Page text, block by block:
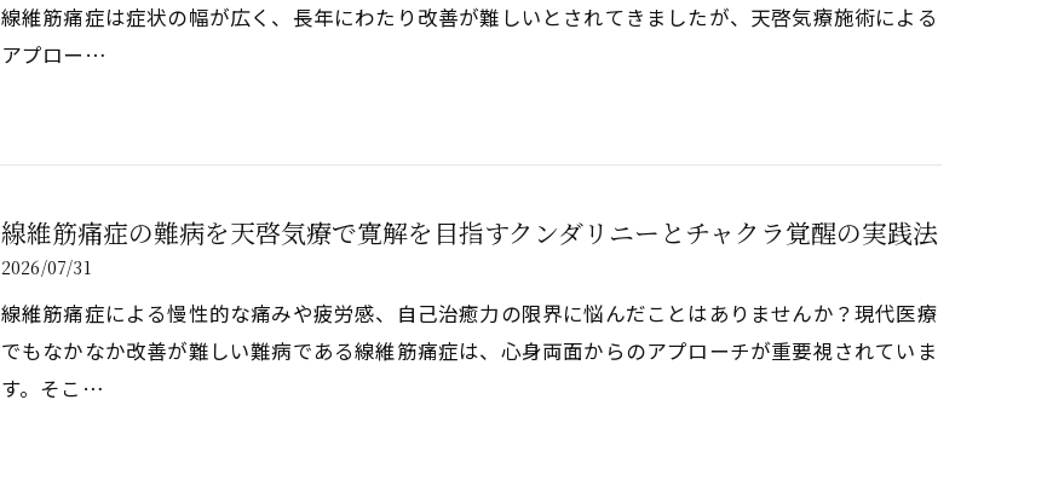
線維筋痛症は症状の幅が広く、長年にわたり改善が難しいとされてきましたが、天啓気療施術による
アプロー…
線維筋痛症の難病を天啓気療で寛解を目指すクンダリニーとチャクラ覚醒の実践法
2026/07/31
線維筋痛症による慢性的な痛みや疲労感、自己治癒力の限界に悩んだことはありませんか？現代医療
でもなかなか改善が難しい難病である線維筋痛症は、心身両面からのアプローチが重要視されていま
す。そこ…